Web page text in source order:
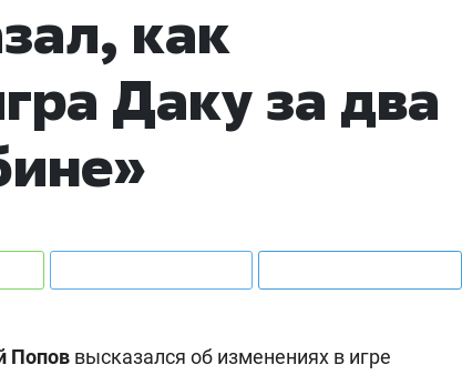
как
Даку за два
Попов высказался об изменениях в игре